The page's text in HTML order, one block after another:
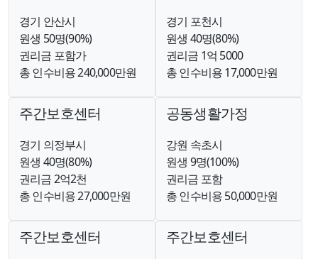
경기 안산시
원생 50명(90%)
권리금 포함가
총 인수비용 240,000만원
경기 포천시
원생 40명(80%)
권리금 1억 5000
총 인수비용 17,000만원
주간보호센터
경기 의정부시
원생 40명(80%)
권리금 2억2천
총 인수비용 27,000만원
공동생활가정
강원 속초시
원생 9명(100%)
권리금 포함
총 인수비용 50,000만원
주간보호센터 주간보호센터